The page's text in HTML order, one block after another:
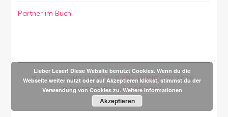
Partner im Buch
© COPYRIGHTMY CITY BABY MÜNCHEN 2026.
POWERED BYWORDPRESS.
Lieber Leser! Diese Website benutzt Cookies. Wenn du die
Webseite weiter nutzt oder auf Akzeptieren klickst, stimmst du der
Verwendung von Cookies zu. Weitere Informationen
Akzeptieren